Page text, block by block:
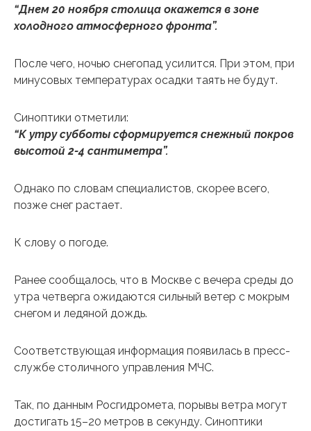
“Днем 20 ноября столица окажется в зоне
холодного атмосферного фронта”.
После чего, ночью снегопад усилится. При этом, при
минусовых температурах осадки таять не будут.
Синоптики отметили:
“К утру субботы сформируется снежный покров
высотой 2-4 сантиметра”.
Однако по словам специалистов, скорее всего,
позже снег растает.
К слову о погоде.
Ранее сообщалось, что в Москве с вечера среды до
утра четверга ожидаются сильный ветер с мокрым
снегом и ледяной дождь.
Соответствующая информация появилась в пресс-
службе столичного управления МЧС.
Так, по данным Росгидромета, порывы ветра могут
достигать 15–20 метров в секунду. Синоптики